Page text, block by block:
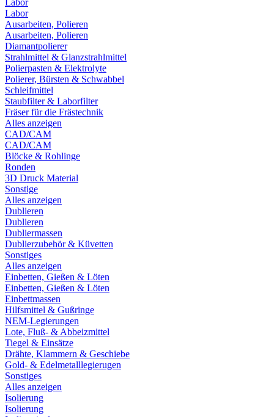
Labor
Labor
Ausarbeiten, Polieren
Ausarbeiten, Polieren
Diamantpolierer
Strahlmittel & Glanzstrahlmittel
Polierpasten & Elektrolyte
Polierer, Bürsten & Schwabbel
Schleifmittel
Staubfilter & Laborfilter
Fräser für die Frästechnik
Alles anzeigen
CAD/CAM
CAD/CAM
Blöcke & Rohlinge
Ronden
3D Druck Material
Sonstige
Alles anzeigen
Dublieren
Dublieren
Dubliermassen
Dublierzubehör & Küvetten
Sonstiges
Alles anzeigen
Einbetten, Gießen & Löten
Einbetten, Gießen & Löten
Einbettmassen
Hilfsmittel & Gußringe
NEM-Legierungen
Lote, Fluß- & Abbeizmittel
Tiegel & Einsätze
Drähte, Klammern & Geschiebe
Gold- & Edelmetalllegierugen
Sonstiges
Alles anzeigen
Isolierung
Isolierung